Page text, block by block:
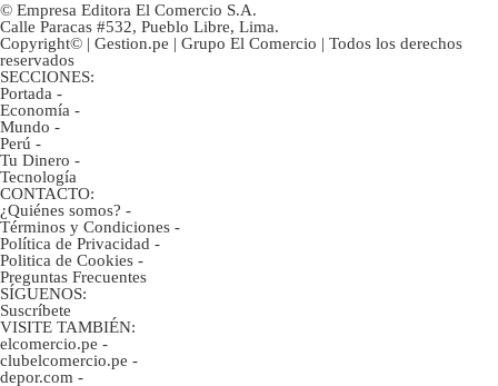
© Empresa Editora El Comercio S.A.
Calle Paracas #532, Pueblo Libre, Lima.
Copyright© | Gestion.pe | Grupo El Comercio | Todos los derechos
reservados
SECCIONES:
Portada -
Economía -
Mundo -
Perú -
Tu Dinero -
Tecnología
CONTACTO:
¿Quiénes somos? -
Términos y Condiciones -
Política de Privacidad -
Politica de Cookies -
Preguntas Frecuentes
SÍGUENOS:
Suscríbete
VISITE TAMBIÉN:
elcomercio.pe -
clubelcomercio.pe -
depor.com -